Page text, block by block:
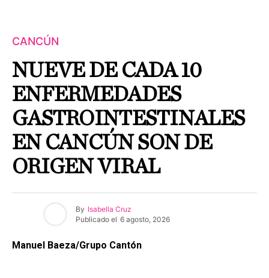
CANCÚN
NUEVE DE CADA 10
ENFERMEDADES
GASTROINTESTINALES
EN CANCÚN SON DE
ORIGEN VIRAL
By Isabella Cruz
Publicado el 6 agosto, 2026
Manuel Baeza/Grupo Cantón